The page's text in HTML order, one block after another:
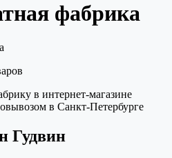
фабрика
в интернет-магазине
в Санкт-Петербурге
Гудвин